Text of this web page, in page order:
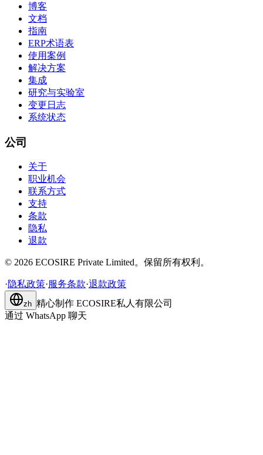
博客
文档
指南
ERP术语表
使用案例
解决方案
集成
研究与实验室
变更日志
系统状态
公司
关于
职业机会
联系方式
支持
条款
隐私
退款
© 2026 ECOSIRE Private Limited。保留所有权利。
·隐私政策·服务条款·退款政策
zh 精心制作 ECOSIRE私人有限公司
通过 WhatsApp 聊天